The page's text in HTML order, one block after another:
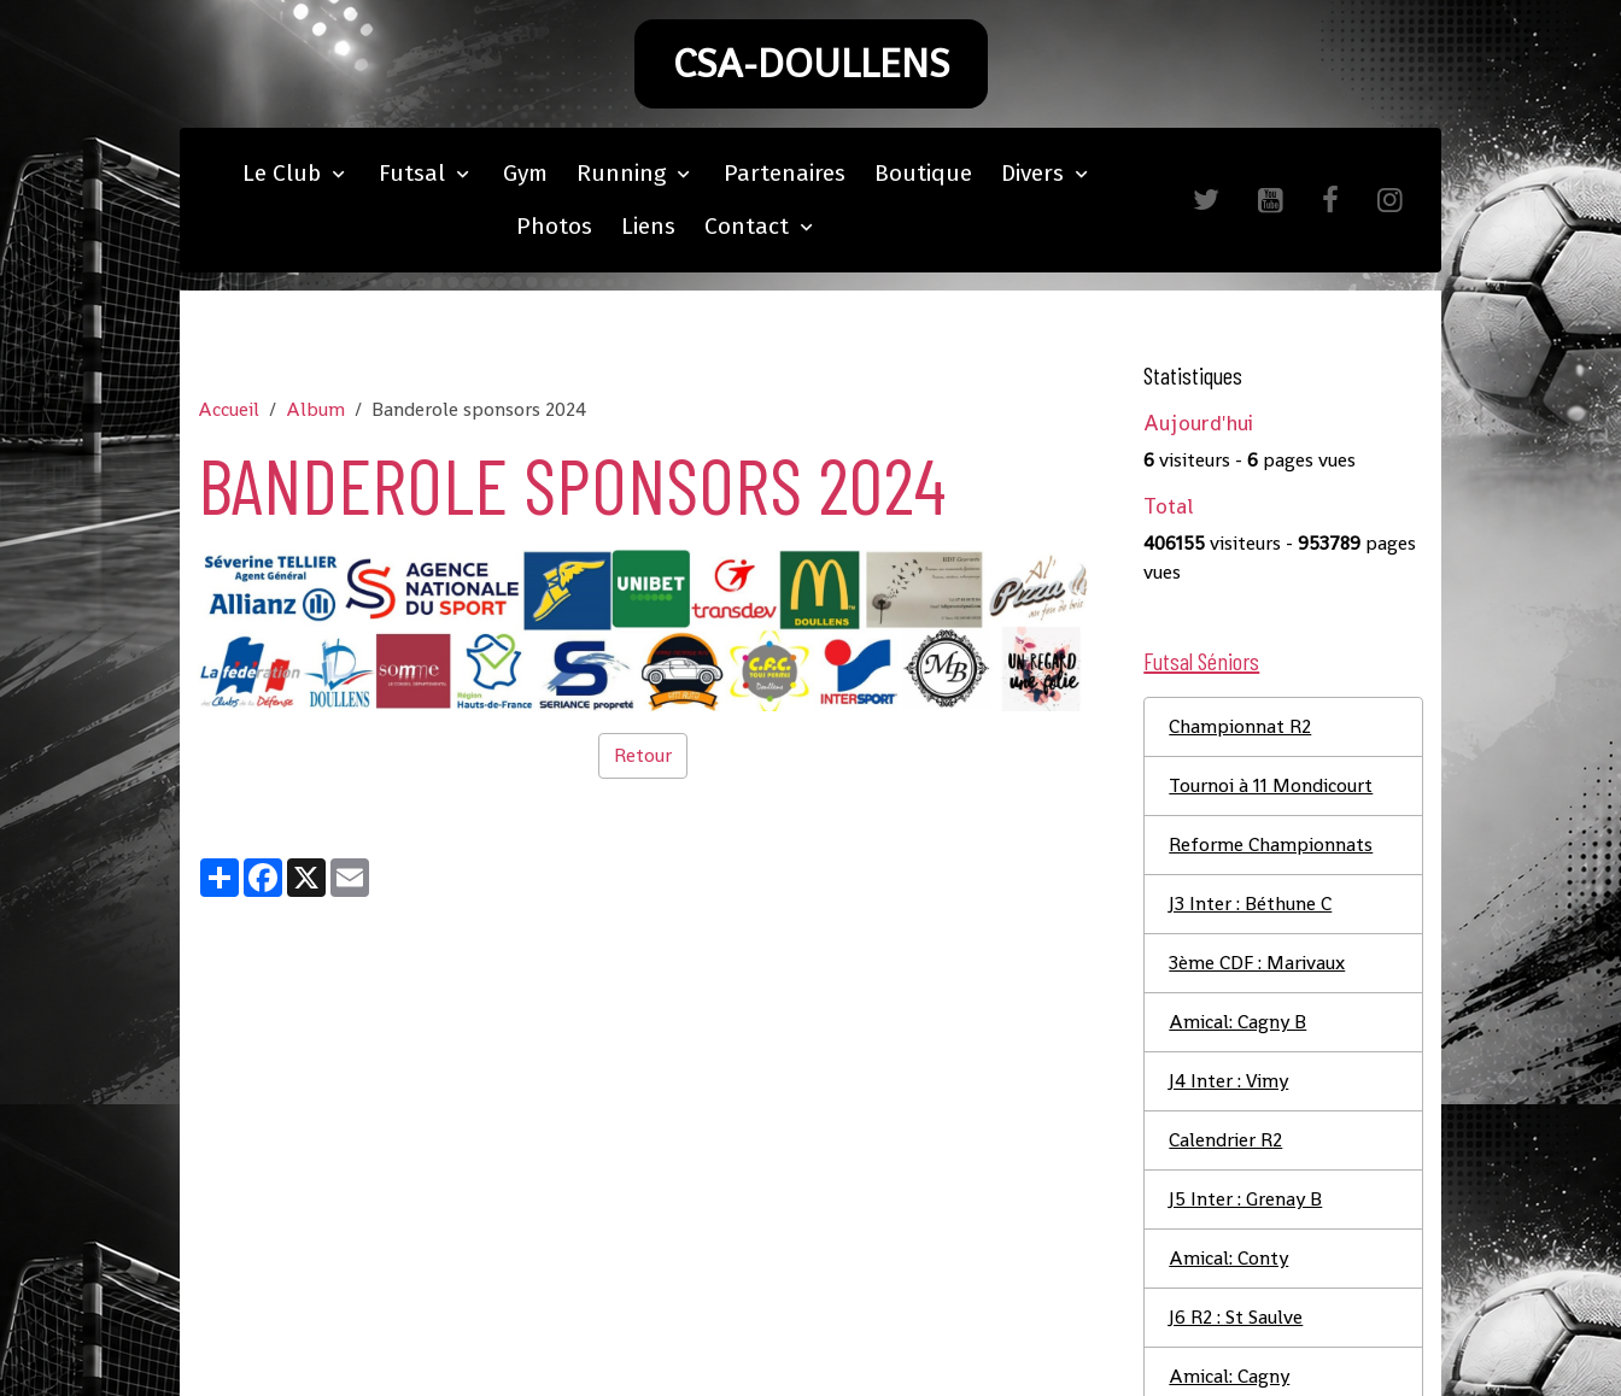
CSA-DOULLENS
Le Club Futsal Gym Running Partenaires Boutique
Divers
Photos
Liens Contact
Accueil Album Banderole sponsors 2024
BANDEROLE SPONSORS 2024
Retour
PartagerFacebook
X
Statistiques
Aujourd'hui
6visiteurs -6 pages vues
Total
406155visiteurs -953789 pages
vues
Futsal Séniors
Championnat R2
Tournoi à 11 Mondicourt
Reforme Championnats
J3 Inter : Béthune C
3ème CDF : Marivaux
Amical: Cagny B
J4 Inter : Vimy
Calendrier R2
J5 Inter : Grenay B
Amical: Conty
J6 R2 : St Saulve
Amical: Cagny